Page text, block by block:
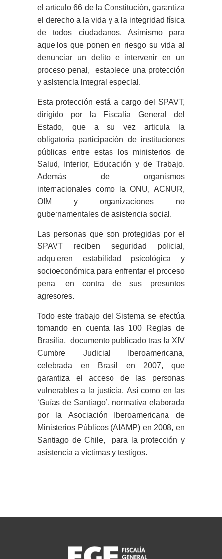
el artículo 66 de la Constitución, garantiza
el derecho a la vida y a la integridad física
de todos ciudadanos. Asimismo para
aquellos que ponen en riesgo su vida al
denunciar un delito e intervenir en un
proceso penal, establece una protección
y asistencia integral especial.
Esta protección está a cargo del SPAVT,
dirigido por la Fiscalía General del
Estado, que a su vez articula la
obligatoria participación de instituciones
públicas entre estas los ministerios de
Salud, Interior, Educación y de Trabajo.
Además de organismos
internacionales como la ONU, ACNUR,
OIM y organizaciones no
gubernamentales de asistencia social.
Las personas que son protegidas por el
SPAVT reciben seguridad policial,
adquieren estabilidad psicológica y
socioeconómica para enfrentar el proceso
penal en contra de sus presuntos
agresores.
Todo este trabajo del Sistema se efectúa
tomando en cuenta las 100 Reglas de
Brasilia, documento publicado tras la XIV
Cumbre Judicial Iberoamericana,
celebrada en Brasil en 2007, que
garantiza el acceso de las personas
vulnerables a la justicia. Así como en las
‘Guías de Santiago’, normativa elaborada
por la Asociación Iberoamericana de
Ministerios Públicos (AIAMP) en 2008, en
Santiago de Chile, para la protección y
asistencia a víctimas y testigos.